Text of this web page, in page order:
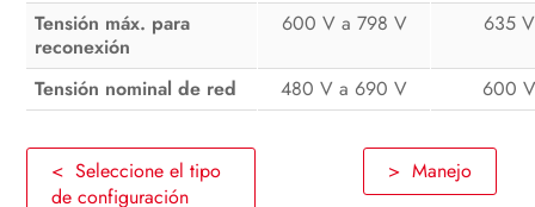
Tensión máx. para
reconexión
600 V a 798 V 635 V
Tensión nominal de red 480 V a 690 V 600
< Seleccione el tipo
de configuración
> Manejo